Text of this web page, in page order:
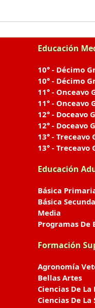
Educación
10° - Décimo
10° - Décimo
11° - Onceavo
11° - Onceavo
12° - Doceavo
12° - Doceavo
13° -
13° -
Educación
Básica
Básica
Media
Programas De
Formación
Agronomía
Bellas Artes
Ciencias De La
Ciencias De La